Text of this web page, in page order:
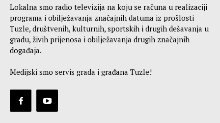
Lokalna smo radio televizija na koju se računa u realizaciji
programa i obilježavanja značajnih datuma iz prošlosti
Tuzle, društvenih, kulturnih, sportskih i drugih dešavanja u
gradu, živih prijenosa i obilježavanja drugih značajnih
događaja.
Medijski smo servis grada i građana Tuzle!